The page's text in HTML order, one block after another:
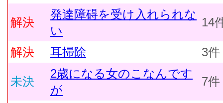
解決
発達障碍を受け入れられな
い
14
解決 耳掃除 3件
未決
2歳になる女のこなんです
が
7件